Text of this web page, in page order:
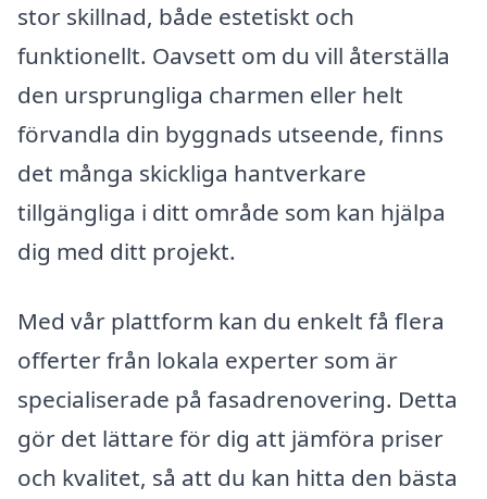
stor skillnad, både estetiskt och
funktionellt. Oavsett om du vill återställa
den ursprungliga charmen eller helt
förvandla din byggnads utseende, finns
det många skickliga hantverkare
tillgängliga i ditt område som kan hjälpa
dig med ditt projekt.
Med vår plattform kan du enkelt få flera
offerter från lokala experter som är
specialiserade på fasadrenovering. Detta
gör det lättare för dig att jämföra priser
och kvalitet, så att du kan hitta den bästa